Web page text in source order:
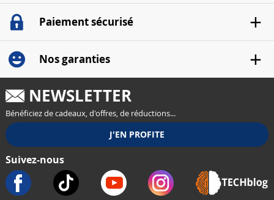
Paiement sécurisé
Nos garanties
NEWSLETTER
Bénéficiez de cadeaux, d'offres, de réductions...
Suivez-nous